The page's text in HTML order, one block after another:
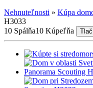
Nehnuteľnosti » Kúpa
H3033
10 Spálňa10 Kúpeľňa Tlač